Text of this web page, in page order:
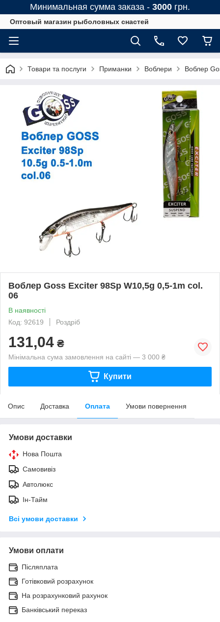
Минимальная сумма заказа - 3000 грн.
Оптовый магазин рыболовных снастей
Товари та послуги Приманки Воблери Воблер
Воблер Goss Exciter 98Sp W10,5g 0,5-1m col.
06
В наявності
Код: 92619
Роздріб
131,04 ₴
Мінімальна сума замовлення на сайті — 3 000 ₴
Купити
Опис Доставка Оплата Умови повернення
Умови доставки
Нова Пошта
Самовивіз
Автолюкс
Ін-Тайм
Всі умови доставки
Умови оплати
Післяплата
Готівковий розрахунок
На розрахунковий рахунок
Банківський переказ